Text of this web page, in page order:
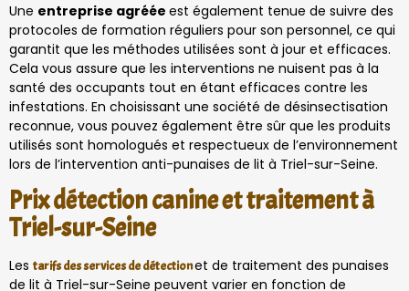
Une entreprise agréée est également tenue de suivre des
protocoles de formation réguliers pour son personnel, ce qui
garantit que les méthodes utilisées sont à jour et efficaces.
Cela vous assure que les interventions ne nuisent pas à la
santé des occupants tout en étant efficaces contre les
infestations. En choisissant une société de désinsectisation
reconnue, vous pouvez également être sûr que les produits
utilisés sont homologués et respectueux de l’environnement
lors de l’intervention anti-punaises de lit à Triel-sur-Seine.
Prix détection canine et traitement à
Triel-sur-Seine
Les tarifs des services de détectionet de traitement des punaises
de lit à Triel-sur-Seine peuvent varier en fonction de